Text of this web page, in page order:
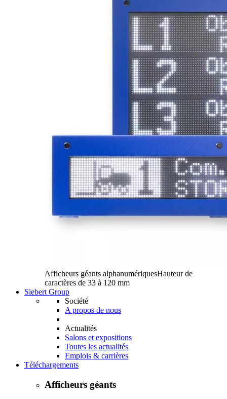
Afficheurs géants alphanumériquesHauteur de
caractères de 33 à 120 mm
Siebert Group
Société
A propos de nous
Actualités
Salons et expositions
Toutes les actualités
Emplois & carrières
Téléchargements
Afficheurs géants